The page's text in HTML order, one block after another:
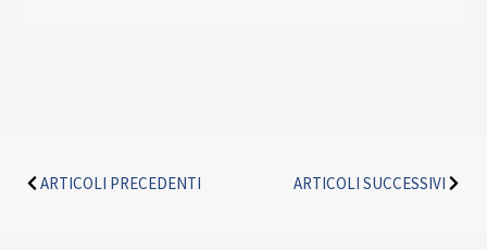
ARTICOLI PRECEDENTI
ARTICOLI SUCCESSIVI